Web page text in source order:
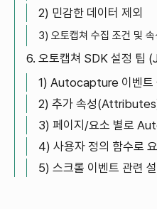
2) 민감한 데이터 제외
3) 오토캡쳐 수집 조건 및
6. 오토캡쳐 SDK 설정 팁
1) Autocapture 이벤트
2) 추가 속성
3) 페이지/요소 별로
4) 사용자 정의 함수로
5) 스크롤 이벤트 관련